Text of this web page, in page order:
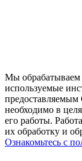
Мы обрабатываем
используемые
необходимо в
его работы.
их обработку и
Ознакомьтесь с